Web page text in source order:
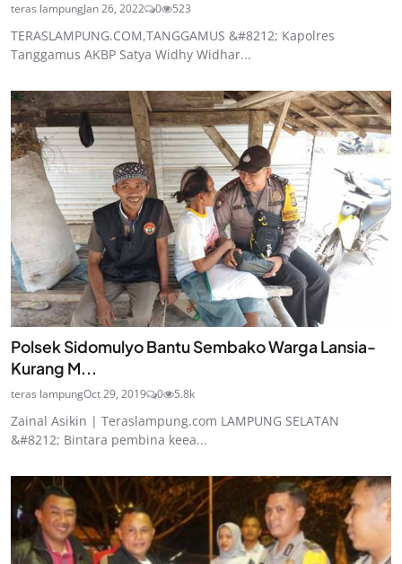
teras lampungJan 26, 2022 0 523
TERASLAMPUNG.COM,TANGGAMUS &#8212; Kapolres
Tanggamus AKBP Satya Widhy Widhar...
Polsek Sidomulyo Bantu Sembako Warga Lansia-
Kurang M...
teras lampungOct 29, 2019 0 5.8k
Zainal Asikin | Teraslampung.com LAMPUNG SELATAN
&#8212; Bintara pembina keea...